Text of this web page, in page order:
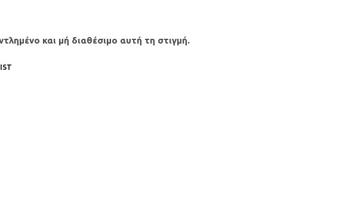
και μή διαθέσιμο αυτή τη στιγμή.